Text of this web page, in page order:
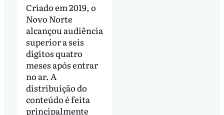
Criado em 2019, o
Novo Norte
alcançou audiência
superior a seis
dígitos quatro
meses após entrar
no ar. A
distribuição do
conteúdo é feita
principalmente